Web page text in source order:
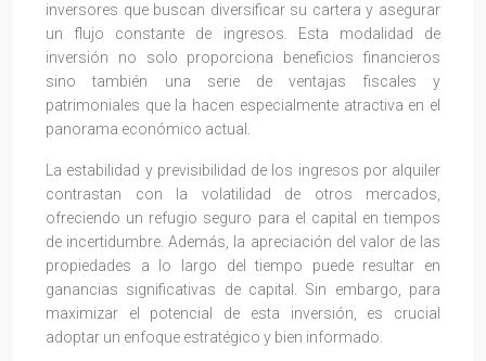
inversores que buscan diversificar su cartera y asegurar
un flujo constante de ingresos. Esta modalidad de
inversión no solo proporciona beneficios financieros
sino también una serie de ventajas fiscales y
patrimoniales que la hacen especialmente atractiva en el
panorama económico actual.
La estabilidad y previsibilidad de los ingresos por alquiler
contrastan con la volatilidad de otros mercados,
ofreciendo un refugio seguro para el capital en tiempos
de incertidumbre. Además, la apreciación del valor de las
propiedades a lo largo del tiempo puede resultar en
ganancias significativas de capital. Sin embargo, para
maximizar el potencial de esta inversión, es crucial
adoptar un enfoque estratégico y bien informado.